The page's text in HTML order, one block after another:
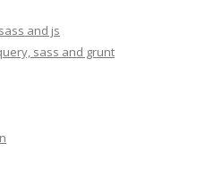
and js
sass and grunt